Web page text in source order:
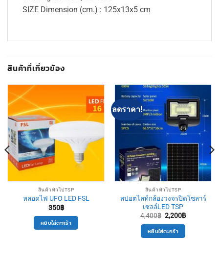
SIZE Dimension (cm.) : 125x13x5 cm
สินค้าที่เกี่ยวข้อง
สินค้าทั่วไปTSP
หลอดไฟ UFO LED FSL
350฿
หยิบใส่ตะกร้า
ลดราคา!
สินค้าทั่วไปTSP
สปอตไลท์กล้องวงจรปิดโซลาร์
เซลล์LED TSP
4,400฿ Original
price
was:
4,400฿.
2,200฿Current
หยิบใส่ตะกร้า